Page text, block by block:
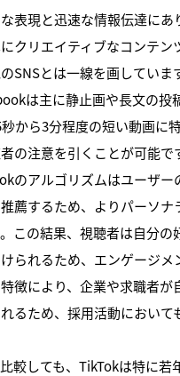
表現と迅速な情報伝達にあ
クリエイティブなコンテン
SNSとは一線を画してい
は主に静止画や長文の投
から3分程度の短い動画に
の注意を引くことが可能で
のアルゴリズムはユーザー
薦するため、よりパーソナ
この結果、視聴者は自分の
られるため、エンゲージメ
徴により、企業や求職者が
るため、採用活動において
較しても、TikTokは特に若